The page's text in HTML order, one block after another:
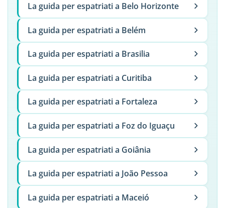
La guida per espatriati a Belo Horizonte
La guida per espatriati a Belém
La guida per espatriati a Brasilia
La guida per espatriati a Curitiba
La guida per espatriati a Fortaleza
La guida per espatriati a Foz do Iguaçu
La guida per espatriati a Goiânia
La guida per espatriati a João Pessoa
La guida per espatriati a Maceió